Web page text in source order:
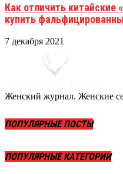
Как отличить китайские
купить
7 декабря 2021
Женский журнал. Женские
ПОПУЛЯРНЫЕ ПОСТЫ
ПОПУЛЯРНЫЕ КАТЕГОРИИ